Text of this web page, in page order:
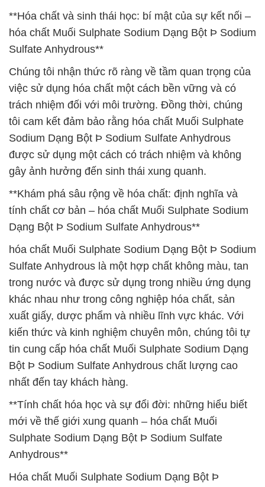
**Hóa chất và sinh thái học: bí mật của sự kết nối –
hóa chất Muối Sulphate Sodium Dạng Bột Þ Sodium
Sulfate Anhydrous**
Chúng tôi nhận thức rõ ràng về tầm quan trọng của
việc sử dụng hóa chất một cách bền vững và có
trách nhiệm đối với môi trường. Đồng thời, chúng
tôi cam kết đảm bảo rằng hóa chất Muối Sulphate
Sodium Dạng Bột Þ Sodium Sulfate Anhydrous
được sử dụng một cách có trách nhiệm và không
gây ảnh hưởng đến sinh thái xung quanh.
**Khám phá sâu rộng về hóa chất: định nghĩa và
tính chất cơ bản – hóa chất Muối Sulphate Sodium
Dạng Bột Þ Sodium Sulfate Anhydrous**
hóa chất Muối Sulphate Sodium Dạng Bột Þ Sodium
Sulfate Anhydrous là một hợp chất không màu, tan
trong nước và được sử dụng trong nhiều ứng dụng
khác nhau như trong công nghiệp hóa chất, sản
xuất giấy, dược phẩm và nhiều lĩnh vực khác. Với
kiến thức và kinh nghiệm chuyên môn, chúng tôi tự
tin cung cấp hóa chất Muối Sulphate Sodium Dạng
Bột Þ Sodium Sulfate Anhydrous chất lượng cao
nhất đến tay khách hàng.
**Tính chất hóa học và sự đổi đời: những hiểu biết
mới về thế giới xung quanh – hóa chất Muối
Sulphate Sodium Dạng Bột Þ Sodium Sulfate
Anhydrous**
Hóa chất Muối Sulphate Sodium Dạng Bột Þ